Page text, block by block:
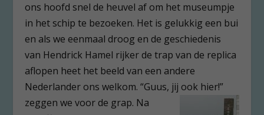
ons hoofd snel de heuvel af om het museumpje
in het schip te bezoeken. Het is gelukkig een bui
en als we eenmaal droog en de geschiedenis
van Hendrick Hamel rijker de trap van de replica
aflopen heet het beeld van een andere
Nederlander ons welkom. “Guus, jij ook hier!”
zeggen we voor de grap. Na